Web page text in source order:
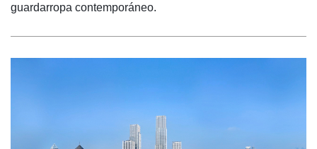
guardarropa contemporáneo.